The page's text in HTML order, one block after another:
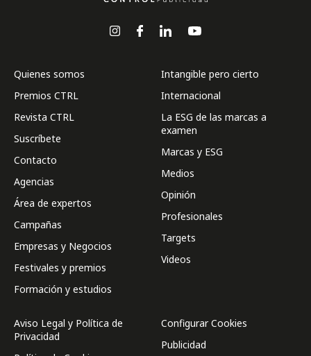
Quienes somos
Premios CTRL
Revista CTRL
Suscríbete
Contacto
Agencias
Área de expertos
Campañas
Empresas y Negocios
Festivales y premios
Formación y estudios
Intangible pero cierto
Internacional
La ESG de las marcas a
examen
Marcas y ESG
Medios
Opinión
Profesionales
Targets
Videos
Aviso Legal y Política de
Privacidad
Configurar Cookies
Publicidad